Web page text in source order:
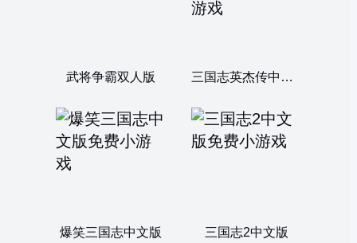
武将争霸双人版 三国志英杰传中文版
爆笑三国志中文版 三国志2中文版